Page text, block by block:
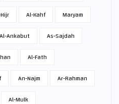
Al-Kahf
Maryam
Al-Ankabut
As-Sajdah
Al-Fath
An-Najm
Ar-Rahman
Al-Mulk